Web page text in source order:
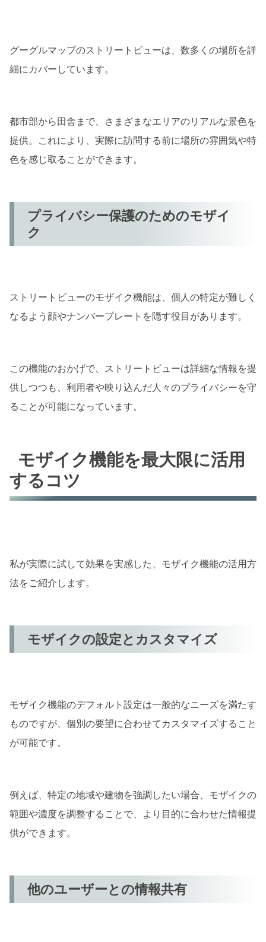
グーグルマップのストリートビューは、数多くの場所を詳
細にカバーしています。
都市部から田舎まで、さまざまなエリアのリアルな景色を
提供。これにより、実際に訪問する前に場所の雰囲気や特
色を感じ取ることができます。
プライバシー保護のためのモザイ
ク
ストリートビューのモザイク機能は、個人の特定が難しく
なるよう顔やナンバープレートを隠す役目があります。
この機能のおかげで、ストリートビューは詳細な情報を提
供しつつも、利用者や映り込んだ人々のプライバシーを守
ることが可能になっています。
モザイク機能を最大限に活用
するコツ
私が実際に試して効果を実感した、モザイク機能の活用方
法をご紹介します。
モザイクの設定とカスタマイズ
モザイク機能のデフォルト設定は一般的なニーズを満たす
ものですが、個別の要望に合わせてカスタマイズすること
が可能です。
例えば、特定の地域や建物を強調したい場合、モザイクの
範囲や濃度を調整することで、より目的に合わせた情報提
供ができます。
他のユーザーとの情報共有